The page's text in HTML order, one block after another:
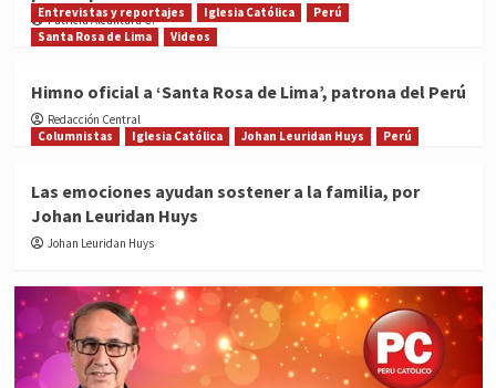
Patricia Alcántara C.
Entrevistas y reportajes Iglesia Católica
Perú
Santa Rosa de Lima
Videos
Himno oficial a ‘Santa Rosa de Lima’, patrona del Perú
Redacción Central
Columnistas
Iglesia Católica Johan Leuridan Huys Perú
Las emociones ayudan sostener a la familia, por
Johan Leuridan Huys
Johan Leuridan Huys